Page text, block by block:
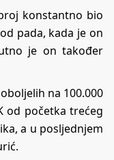
konstantno bio
pada, kada je on
je on također
na 100.000
od početka trećeg
a u posljednjem